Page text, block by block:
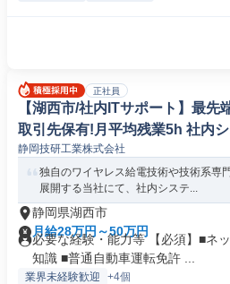
正社員
【湖西市/社内ITサポート】最先
取引先保有!月平均残業5h 社内
静岡技研工業株式会社
独自のワイヤレス給電技術や技術系専
展開する当社にて、社内システ...
静岡県湖西市
月給28万円～50万円
必要な経験・能力等 【必須】■ネ
知識 ■普通自動車運転免許 ...
業界未経験歓迎 +4個